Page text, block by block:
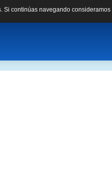
Si continúas navegando